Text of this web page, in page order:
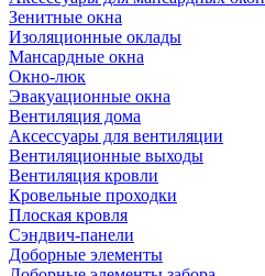
Зенитные окна
Изоляционные оклады
Мансардные окна
Окно-люк
Эвакуационные окна
Вентиляция дома
Аксессуары для вентиляции
Вентиляционные выходы
Вентиляция кровли
Кровельные проходки
Плоская кровля
Сэндвич-панели
Доборные элементы